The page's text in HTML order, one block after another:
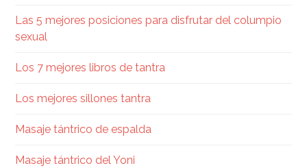
Las 5 mejores posiciones para disfrutar del columpio
sexual
Los 7 mejores libros de tantra
Los mejores sillones tantra
Masaje tántrico de espalda
Masaje tántrico del Yoni